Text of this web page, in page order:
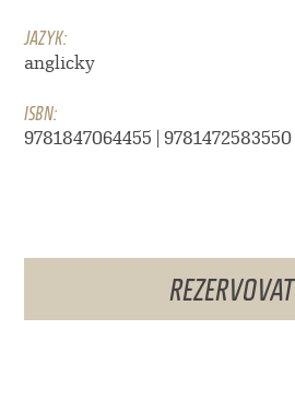
JAZYK:
anglicky
ISBN:
9781847064455 | 9781472583550
REZERVOVAT